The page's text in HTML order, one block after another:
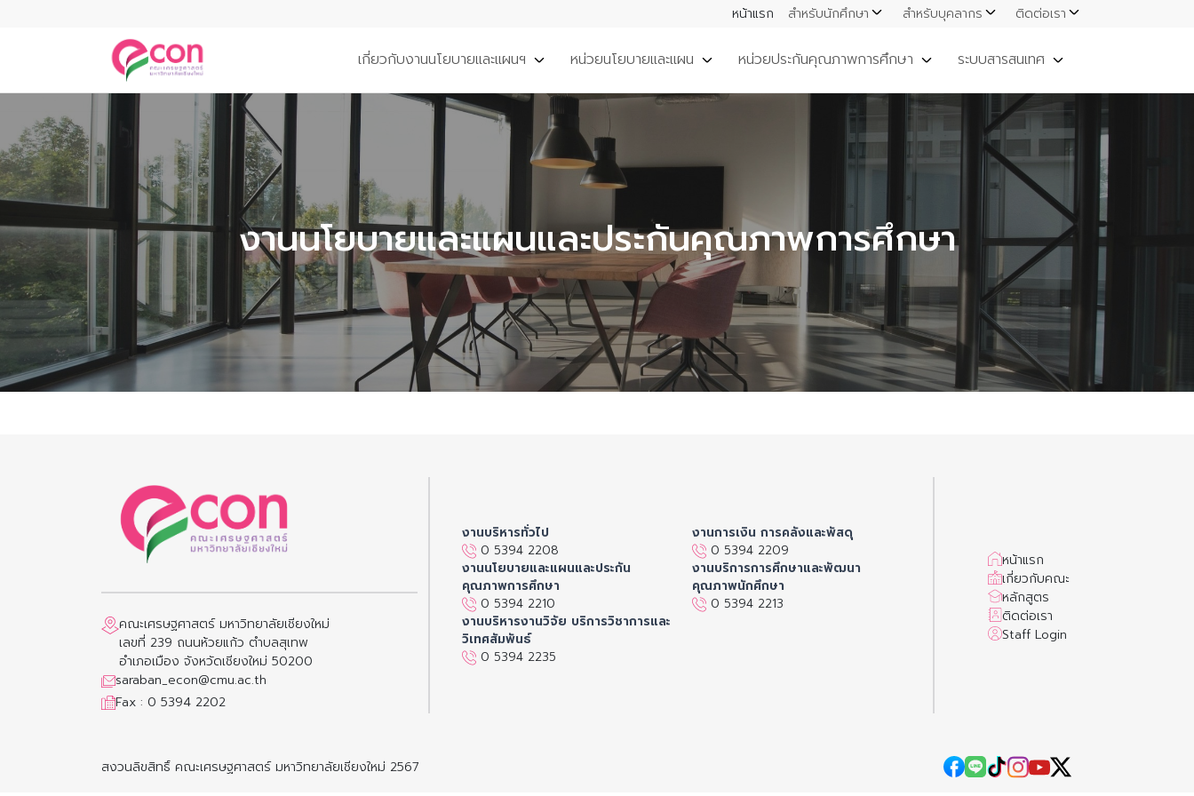
หน้าแรก สำหรับนักศึกษา สำหรับบุคลากร ติดต่อเรา
เกี่ยวกับงานนโยบายและแผนฯ หน่วยนโยบายและแผน หน่วยประกันคุณภาพการศึกษา ระบบสารสนเทศ
งานนโยบายและแผนและประกันคุณภาพการศึกษา
คณะเศรษฐศาสตร์ มหาวิทยาลัยเชียงใหม่
เลขที่ 239 ถนนห้วยแก้ว ตำบลสุเทพ
อำเภอเมือง จังหวัดเชียงใหม่ 50200
saraban_econ@cmu.ac.th
Fax : 0 5394 2202
งานบริหารทั่วไป
0 5394 2208
งานการเงิน การคลังและพัสดุ
0 5394 2209
งานนโยบายและแผนและประกัน
คุณภาพการศึกษา
0 5394 2210
งานบริการการศึกษาและพัฒนา
คุณภาพนักศึกษา
0 5394 2213
งานบริหารงานวิจัย บริการวิชาการและ
วิเทศสัมพันธ์
0 5394 2235
หน้าแรก
เกี่ยวกับคณะ
หลักสูตร
ติดต่อเรา
Staff Login
สงวนลิขสิทธิ์ คณะเศรษฐศาสตร์ มหาวิทยาลัยเชียงใหม่ 2567